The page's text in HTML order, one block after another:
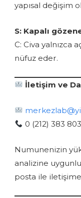
yapısal değişim
S: Kapalı
C: Civa yalnızca
nüfuz eder.
İletişim ve
0 (212) 383
Numunenizin
analizine
posta ile